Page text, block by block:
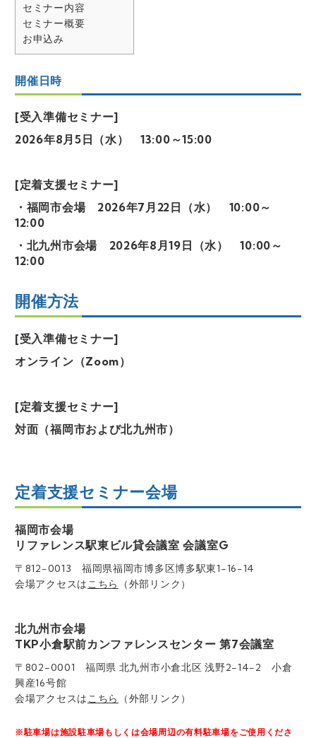
セミナー内容
セミナー概要
お申込み
開催日時
[受入準備セミナー]
2026年8月5日（水） 13:00～15:00
[定着支援セミナー]
・福岡市会場 2026年7月22日（水） 10:00～
12:00
・北九州市会場 2026年8月19日（水） 10:00～
12:00
開催方法
[受入準備セミナー]
オンライン（Zoom）
[定着支援セミナー]
対面（福岡市および北九州市）
定着支援セミナー会場
福岡市会場
リファレンス駅東ビル貸会議室 会議室G
〒812-0013 福岡県福岡市博多区博多駅東1-16-14
会場アクセスは こちら （外部リンク）
北九州市会場
TKP小倉駅前カンファレンスセンター 第7会議室
〒802-0001 福岡県 北九州市小倉北区 浅野2-14-2 小倉
興産16号館
会場アクセスは こちら （外部リンク）
※駐車場は施設駐車場もしくは会場周辺の有料駐車場をご使用くださ